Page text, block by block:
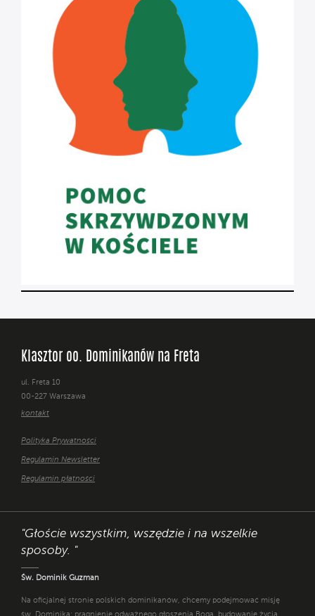
Klasztor oo. Dominikanów na Freta
ul. Freta 10
00-227 Warszawa
kontakt
Polityka Prywatności
Regulamin Newsletter
Regulamin płatności
"Głoście wszystkim, wszędzie i na wszelkie
sposoby. "
Św. Dominik Guzman
Na oficjalnej stronie polskich dominikanów, chcemy podejmować misję